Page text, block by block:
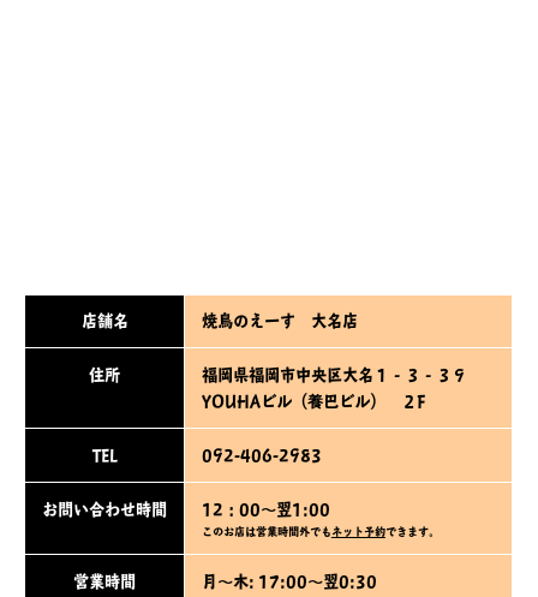
店舗名 焼鳥のえーす 大名店
住所
福岡県福岡市中央区大名１‐３‐３９
YOUHAビル（養巴ビル） ２F
TEL 092-406-2983
お問い合わせ時間 12：00～翌1:00
このお店は営業時間外でもネット予約できます。
営業時間 月～木: 17:00～翌0:30